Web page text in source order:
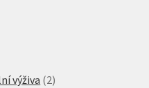
výživa 22